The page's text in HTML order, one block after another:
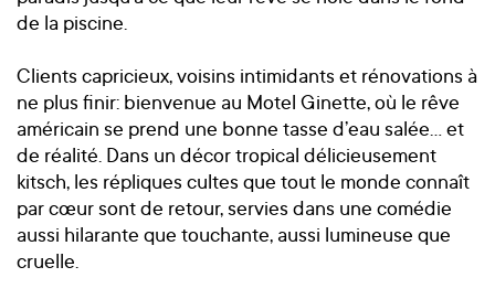
de la piscine.
Clients capricieux, voisins intimidants et rénovations à
ne plus finir: bienvenue au Motel Ginette, où le rêve
américain se prend une bonne tasse d’eau salée… et
de réalité. Dans un décor tropical délicieusement
kitsch, les répliques cultes que tout le monde connaît
par cœur sont de retour, servies dans une comédie
aussi hilarante que touchante, aussi lumineuse que
cruelle.